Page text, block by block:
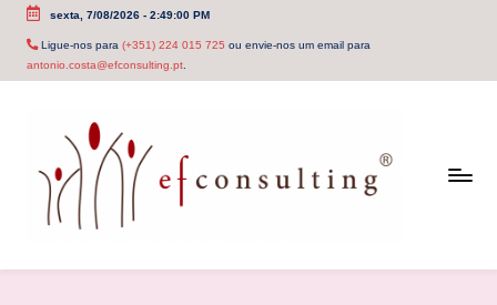
Skip
sexta, 7/08/2026- 2:49:00 PM
Ligue-nos para (+351) 224 015 725 ou envie-nos um email para
antonio.costa@efconsulting.pt.